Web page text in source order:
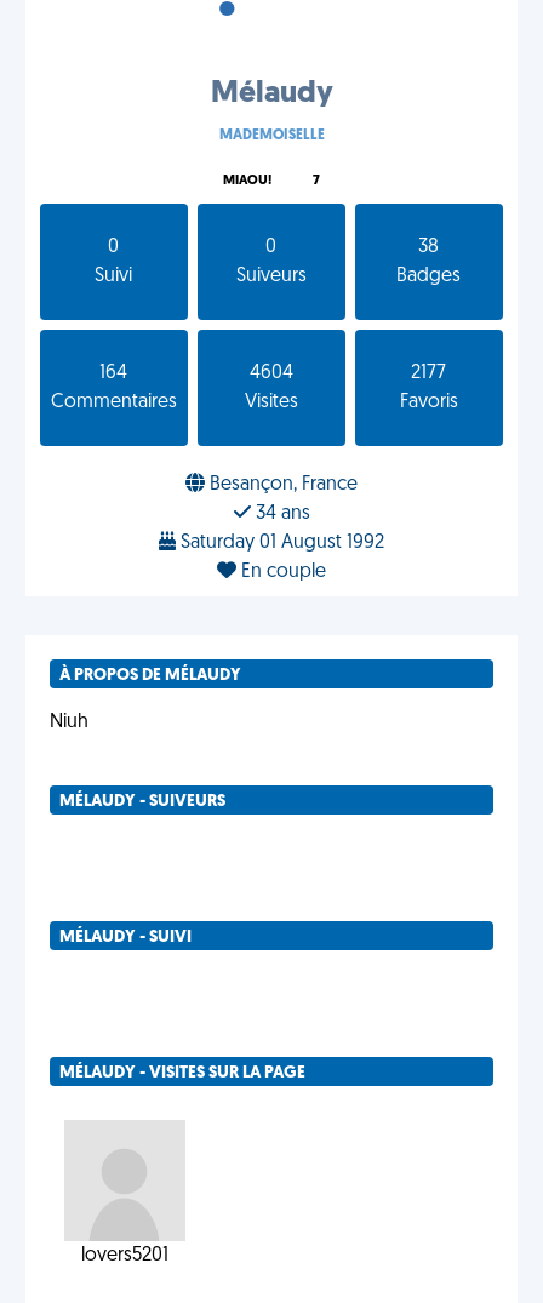
•
Mélaudy
MADEMOISELLE
MIAOU! 7
0
Suivi
0
Suiveurs
38
Badges
164
Commentaires
4604
Visites
2177
Favoris
Besançon, France
34 ans
Saturday 01 August 1992
En couple
À PROPOS DE MÉLAUDY
Niuh
MÉLAUDY - SUIVEURS
MÉLAUDY - SUIVI
MÉLAUDY - VISITES SUR LA PAGE
lovers5201